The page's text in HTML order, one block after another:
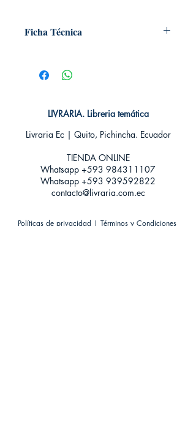
Ficha Técnica
Editorial: ECC
Idioma: Castellano
9788493977399
Categoría: COMIC
Tamaño: Grande
LIVRARIA. Libreria temática
Livraria Ec | Quito, Pichincha. Ecuador
TIENDA ONLINE​
Whatsapp +593 984311107
Whatsapp +593 939592822
contacto@livraria.com.ec
Políticas de privacidad | Términos y Condiciones